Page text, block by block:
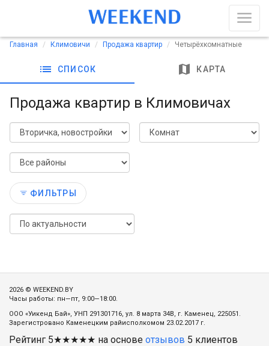
Главная Климовичи Продажа квартир Четырёхкомнатные
list СПИСОК map КАРТА
Продажа квартир в Климовичах
ФИЛЬТРЫ
2026 © WEEKEND.BY
Часы работы: пн—пт, 9:00—18:00.
ООО «Уикенд Бай», УНП 291301716, ул. 8 марта 34В, г. Каменец, 225051.
Зарегистровано Каменецким райисполкомом 23.02.2017 г.
Рейтинг 5★★★★★ на основе отзывов 5 клиентов